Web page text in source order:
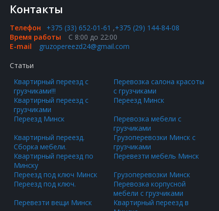
Контакты
Телефон +375 (33) 652-01-61 ,+375 (29) 144-84-08
Время работы
С 8:00 до 22:00
E-mail
gruzopereezd24@gmail.com
Статьи
Квартирный переезд с
грузчиками!!!
Перевозка салона красоты
с грузчиками
Квартирный переезд с
грузчиками
Переезд Минск
Переезд Минск
Перевозка мебели с
грузчиками
Квартирный переезд.
Сборка мебели.
Грузоперевозки Минск с
грузчиками
Квартирный переезд по
Минску
Перевезти мебель Минск
Переезд под ключ Минск
Грузоперевозки Минск
Переезд под ключ.
Перевозка корпусной
мебели с грузчиками
Перевезти вещи Минск
Квартирный переезд в